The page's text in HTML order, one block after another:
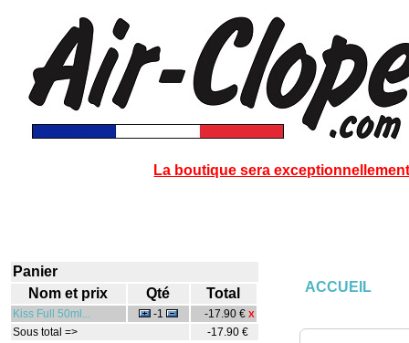
La boutique sera
Panier
Nom et prix
Qté Total
Kiss Full 50ml... -1 -17.90 € X
Sous total =>
-17.90 €
ACCUEIL